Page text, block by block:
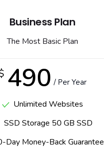
Business Plan
The Most Basic Plan
490 / Per Year
Unlimited Websites
SSD Storage 50 GB SSD
Day Money-Back Guarantee